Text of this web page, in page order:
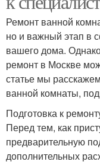
Ремонт ванной
но и важный этап в
вашего дома.
ремонт в Москве
статье мы
ванной комнаты,
Подготовка к
Перед тем, как
предварительную
дополнительных